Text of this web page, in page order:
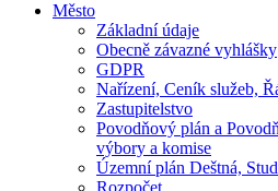
Město
Základní údaje
Obecně závazné vyhlášky
GDPR
Nařízení, Ceník služeb,
Zastupitelstvo
Povodňový plán a
výbory a komise
Územní plán Deštná,
Rozpočet